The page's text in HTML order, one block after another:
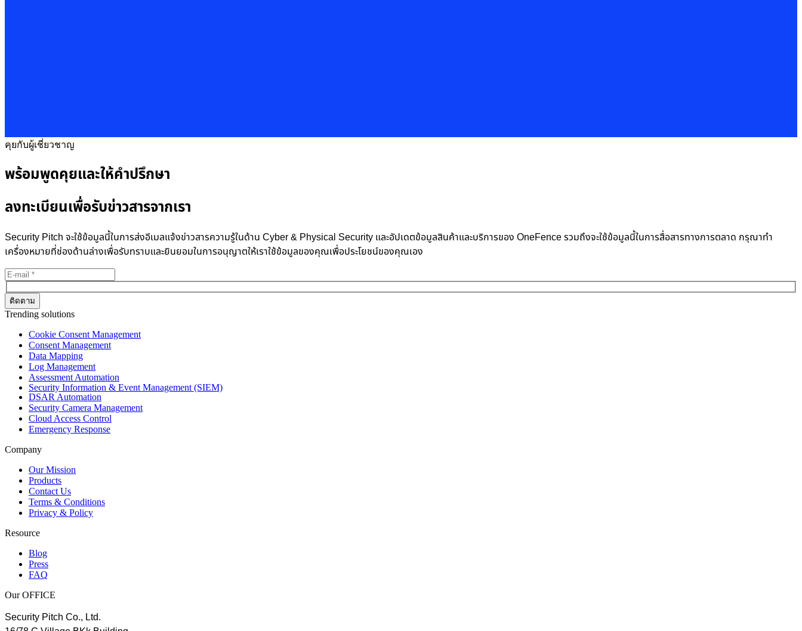
คุยกับผู้เชี่ยวชาญ
พร้อมพูดคุยและให้คำปรึกษา
ลงทะเบียนเพื่อรับข่าวสารจากเรา
Security Pitch จะใช้ข้อมูลนี้ในการส่งอีเมลแจ้งข่าวสารความรู้ในด้าน Cyber & Physical Security และอัปเดตข้อมูลสินค้าและบริการของ OneFence รวมถึงจะใช้ข้อมูลนี้ในการสื่อสารทางการตลาด กรุณาทำ
เครื่องหมายที่ช่องด้านล่างเพื่อรับทราบและยินยอมในการอนุญาตให้เราใช้ข้อมูลของคุณเพื่อประโยชน์ของคุณเอง
Trending solutions
Cookie Consent Management
Consent Management
Data Mapping
Log Management
Assessment Automation
Security Information & Event Management (SIEM)
DSAR Automation
Security Camera Management
Cloud Access Control
Emergency Response
Company
Our Mission
Products
Contact Us
Terms & Conditions
Privacy & Policy
Resource
Blog
Press
FAQ
Our OFFICE
Security Pitch Co., Ltd.